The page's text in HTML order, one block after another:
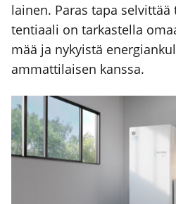
lai­nen. Paras tapa
ten­ti­aa­li on tar­kas­tel­la
mää ja nykyis­tä
ammat­ti­lai­sen kans­sa.